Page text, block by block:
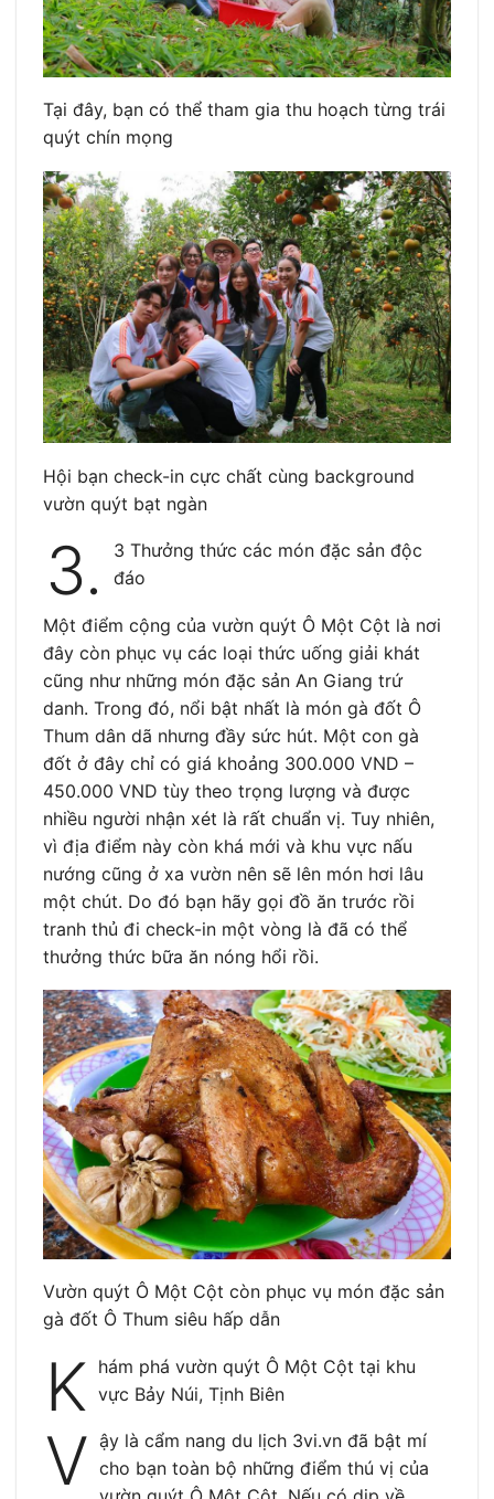
Tại đây, bạn có thể tham gia thu hoạch từng trái
quýt chín mọng
Hội bạn check-in cực chất cùng background
vườn quýt bạt ngàn
3.
3 Thưởng thức các món đặc sản độc
đáo
Một điểm cộng của vườn quýt Ô Một Cột là nơi
đây còn phục vụ các loại thức uống giải khát
cũng như những món đặc sản An Giang trứ
danh. Trong đó, nổi bật nhất là món gà đốt Ô
Thum dân dã nhưng đầy sức hút. Một con gà
đốt ở đây chỉ có giá khoảng 300.000 VND –
450.000 VND tùy theo trọng lượng và được
nhiều người nhận xét là rất chuẩn vị. Tuy nhiên,
vì địa điểm này còn khá mới và khu vực nấu
nướng cũng ở xa vườn nên sẽ lên món hơi lâu
một chút. Do đó bạn hãy gọi đồ ăn trước rồi
tranh thủ đi check-in một vòng là đã có thể
thưởng thức bữa ăn nóng hổi rồi.
Vườn quýt Ô Một Cột còn phục vụ món đặc sản
gà đốt Ô Thum siêu hấp dẫn
K hám phá vườn quýt Ô Một Cột tại khu
vực Bảy Núi, Tịnh Biên
V ậy là cẩm nang du lịch 3vi.vn đã bật mí
cho bạn toàn bộ những điểm thú vị của